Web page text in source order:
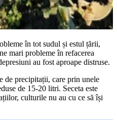
în tot sudul și estul țării,
mari probleme în refacerea
au fost aproape distruse.
de precipitații, care prin unele
de 15-20 litri. Seceta este
culturile nu au cu ce să își